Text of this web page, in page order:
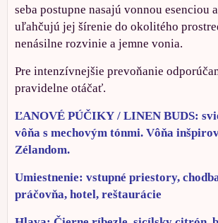
seba postupne nasajú vonnou esenciou
uľahčujú jej šírenie do okolitého
nenásilne rozvinie a jemne vonia.
Pre intenzívnejšie prevoňanie
pravidelne otáčať.
ĽANOVÉ PÚČIKY / LINEN BUDS:
vôňa s mechovým tónmi. Vôňa
Zélandom.
Umiestnenie: vstupné priestory,
práčovňa, hotel, reštaurácie